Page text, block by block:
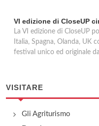
VI edizione di CloseUP
La VI edizione di CloseUP
Italia, Spagna, Olanda, UK
festival unico ed originale
VISITARE
Gli Agriturismo